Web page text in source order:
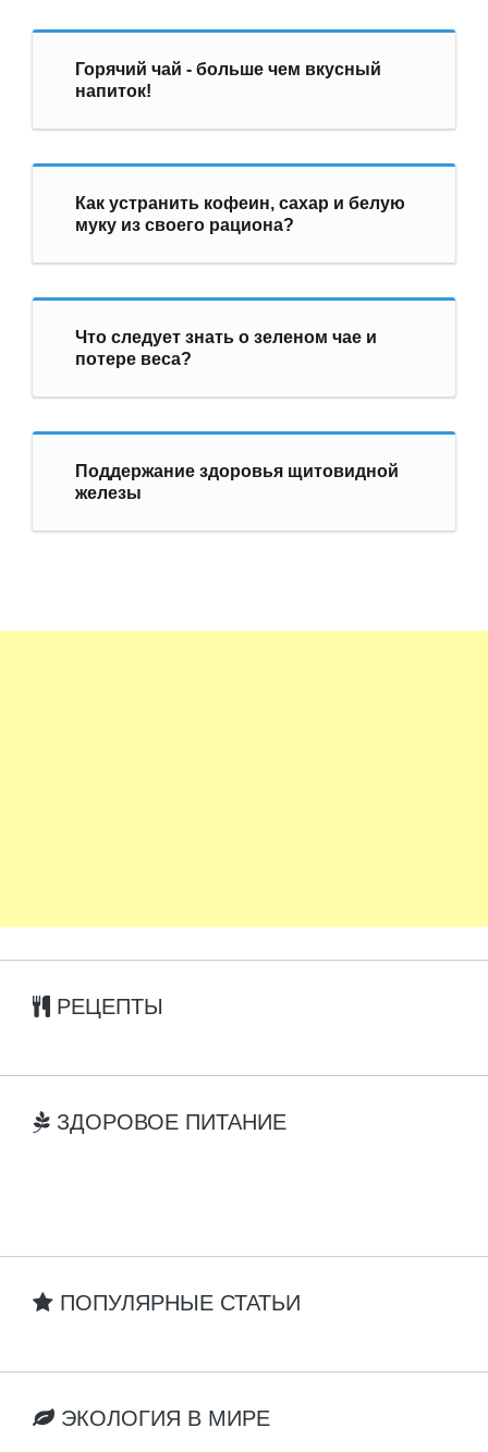
Горячий чай - больше чем вкусный
напиток!
Как устранить кофеин, сахар и белую
муку из своего рациона?
Что следует знать о зеленом чае и
потере веса?
Поддержание здоровья щитовидной
железы
РЕЦЕПТЫ
ЗДОРОВОЕ ПИТАНИЕ
ПОПУЛЯРНЫЕ СТАТЬИ
ЭКОЛОГИЯ В МИРЕ